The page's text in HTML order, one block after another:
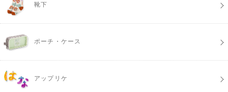
靴下
ポーチ・ケース
アップリケ